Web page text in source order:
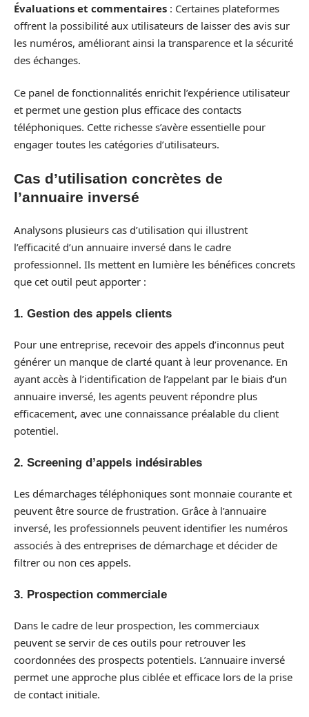
Évaluations et commentaires : Certaines plateformes
offrent la possibilité aux utilisateurs de laisser des avis sur
les numéros, améliorant ainsi la transparence et la sécurité
des échanges.
Ce panel de fonctionnalités enrichit l’expérience utilisateur
et permet une gestion plus efficace des contacts
téléphoniques. Cette richesse s’avère essentielle pour
engager toutes les catégories d’utilisateurs.
Cas d’utilisation concrètes de
l’annuaire inversé
Analysons plusieurs cas d’utilisation qui illustrent
l’efficacité d’un annuaire inversé dans le cadre
professionnel. Ils mettent en lumière les bénéfices concrets
que cet outil peut apporter :
1. Gestion des appels clients
Pour une entreprise, recevoir des appels d’inconnus peut
générer un manque de clarté quant à leur provenance. En
ayant accès à l’identification de l’appelant par le biais d’un
annuaire inversé, les agents peuvent répondre plus
efficacement, avec une connaissance préalable du client
potentiel.
2. Screening d’appels indésirables
Les démarchages téléphoniques sont monnaie courante et
peuvent être source de frustration. Grâce à l’annuaire
inversé, les professionnels peuvent identifier les numéros
associés à des entreprises de démarchage et décider de
filtrer ou non ces appels.
3. Prospection commerciale
Dans le cadre de leur prospection, les commerciaux
peuvent se servir de ces outils pour retrouver les
coordonnées des prospects potentiels. L’annuaire inversé
permet une approche plus ciblée et efficace lors de la prise
de contact initiale.